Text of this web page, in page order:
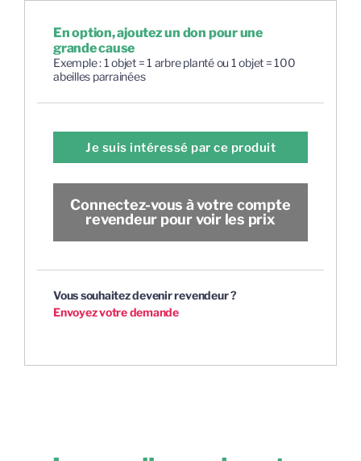
En option, ajoutez un don pour une
grande cause
Exemple : 1 objet = 1 arbre planté ou 1 objet = 100
abeilles parrainées
Je suis intéressé par ce produit
Connectez-vous à votre compte
revendeur pour voir les prix
Vous souhaitez devenir revendeur ?
Envoyez votre demande